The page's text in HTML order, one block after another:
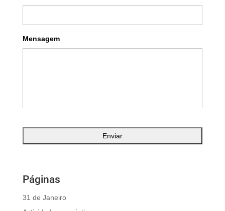
Mensagem
Páginas
31 de Janeiro